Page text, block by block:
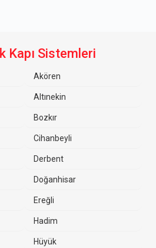
Kapı Sistemleri
Akören
Altınekin
Bozkır
Cihanbeyli
Derbent
Doğanhisar
Ereğli
Hadim
Hüyük